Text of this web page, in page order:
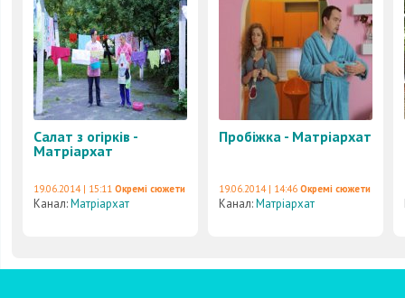
Салат з огірків -
Матріархат
19.06.2014 | 15:11 Окремі сюжети
Канал:Матріархат
Пробіжка - Матріархат
19.06.2014 | 14:46 Окремі сюжети
Канал:Матріархат